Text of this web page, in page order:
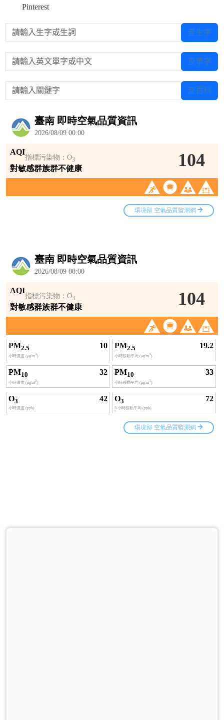
Pinterest
請輸入生字或生詞 查生字
請輸入英文單字或中文 查單字
請輸入關鍵字 查百科